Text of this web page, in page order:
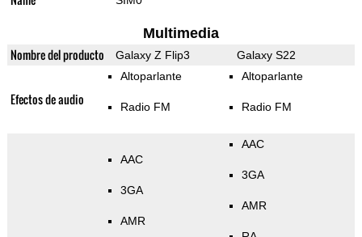
Multimedia
Nombre del producto Galaxy Z Flip3 Galaxy S22
Efectos de audio
Altoparlante
Radio FM
Altoparlante
Radio FM
AAC
3GA
AMR
AAC
3GA
AMR